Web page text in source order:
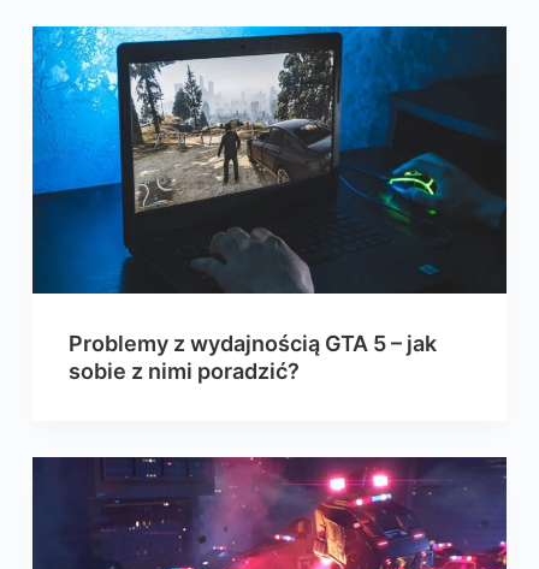
Problemy z wydajnością GTA 5 – jak
sobie z nimi poradzić?